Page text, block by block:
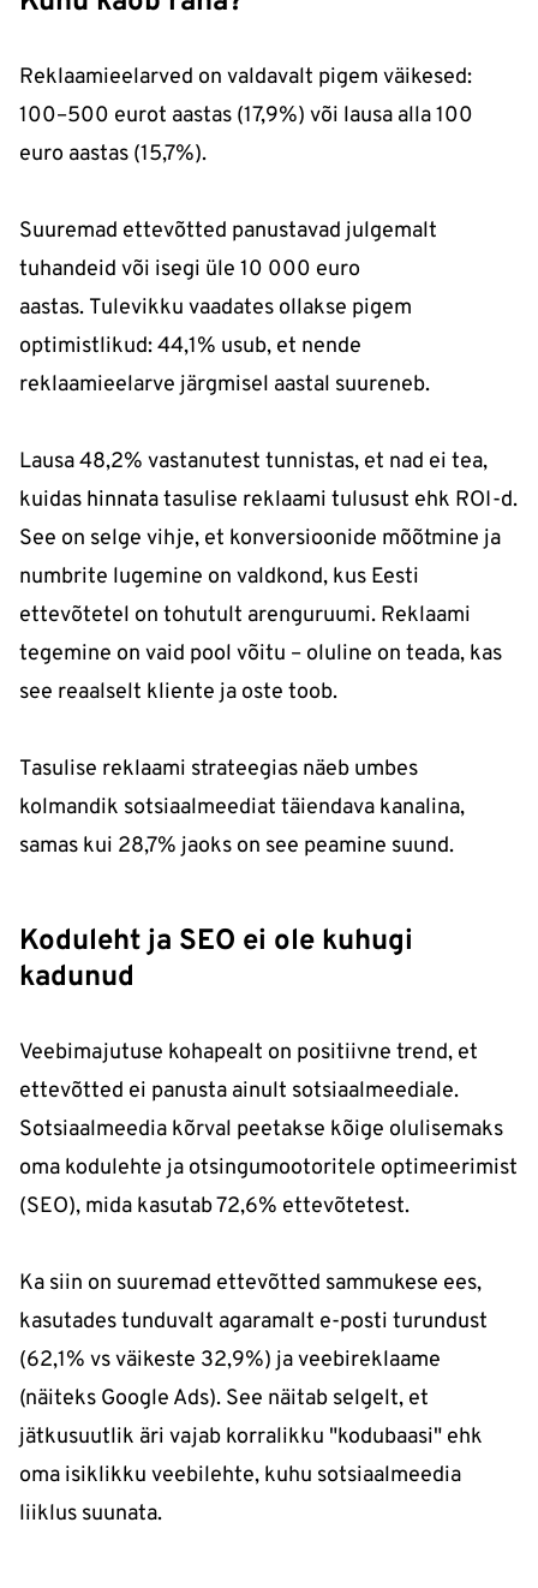
Reklaamieelarved on valdavalt pigem väikesed:
100–500 eurot aastas (17,9%) või lausa alla 100
euro aastas (15,7%).
Suuremad ettevõtted panustavad julgemalt
tuhandeid või isegi üle 10 000 euro
aastas. Tulevikku vaadates ollakse pigem
optimistlikud: 44,1% usub, et nende
reklaamieelarve järgmisel aastal suureneb.
Lausa 48,2% vastanutest tunnistas, et nad ei tea,
kuidas hinnata tasulise reklaami tulusust ehk ROI-d.
See on selge vihje, et konversioonide mõõtmine ja
numbrite lugemine on valdkond, kus Eesti
ettevõtetel on tohutult arenguruumi. Reklaami
tegemine on vaid pool võitu – oluline on teada, kas
see reaalselt kliente ja oste toob.
Tasulise reklaami strateegias näeb umbes
kolmandik sotsiaalmeediat täiendava kanalina,
samas kui 28,7% jaoks on see peamine suund.
Koduleht ja SEO ei ole kuhugi
kadunud
Veebimajutuse kohapealt on positiivne trend, et
ettevõtted ei panusta ainult sotsiaalmeediale.
Sotsiaalmeedia kõrval peetakse kõige olulisemaks
oma kodulehte ja otsingumootoritele optimeerimist
(SEO), mida kasutab 72,6% ettevõtetest.
Ka siin on suuremad ettevõtted sammukese ees,
kasutades tunduvalt agaramalt e-posti turundust
(62,1% vs väikeste 32,9%) ja veebireklaame
(näiteks Google Ads). See näitab selgelt, et
jätkusuutlik äri vajab korralikku "kodubaasi" ehk
oma isiklikku veebilehte, kuhu sotsiaalmeedia
liiklus suunata.